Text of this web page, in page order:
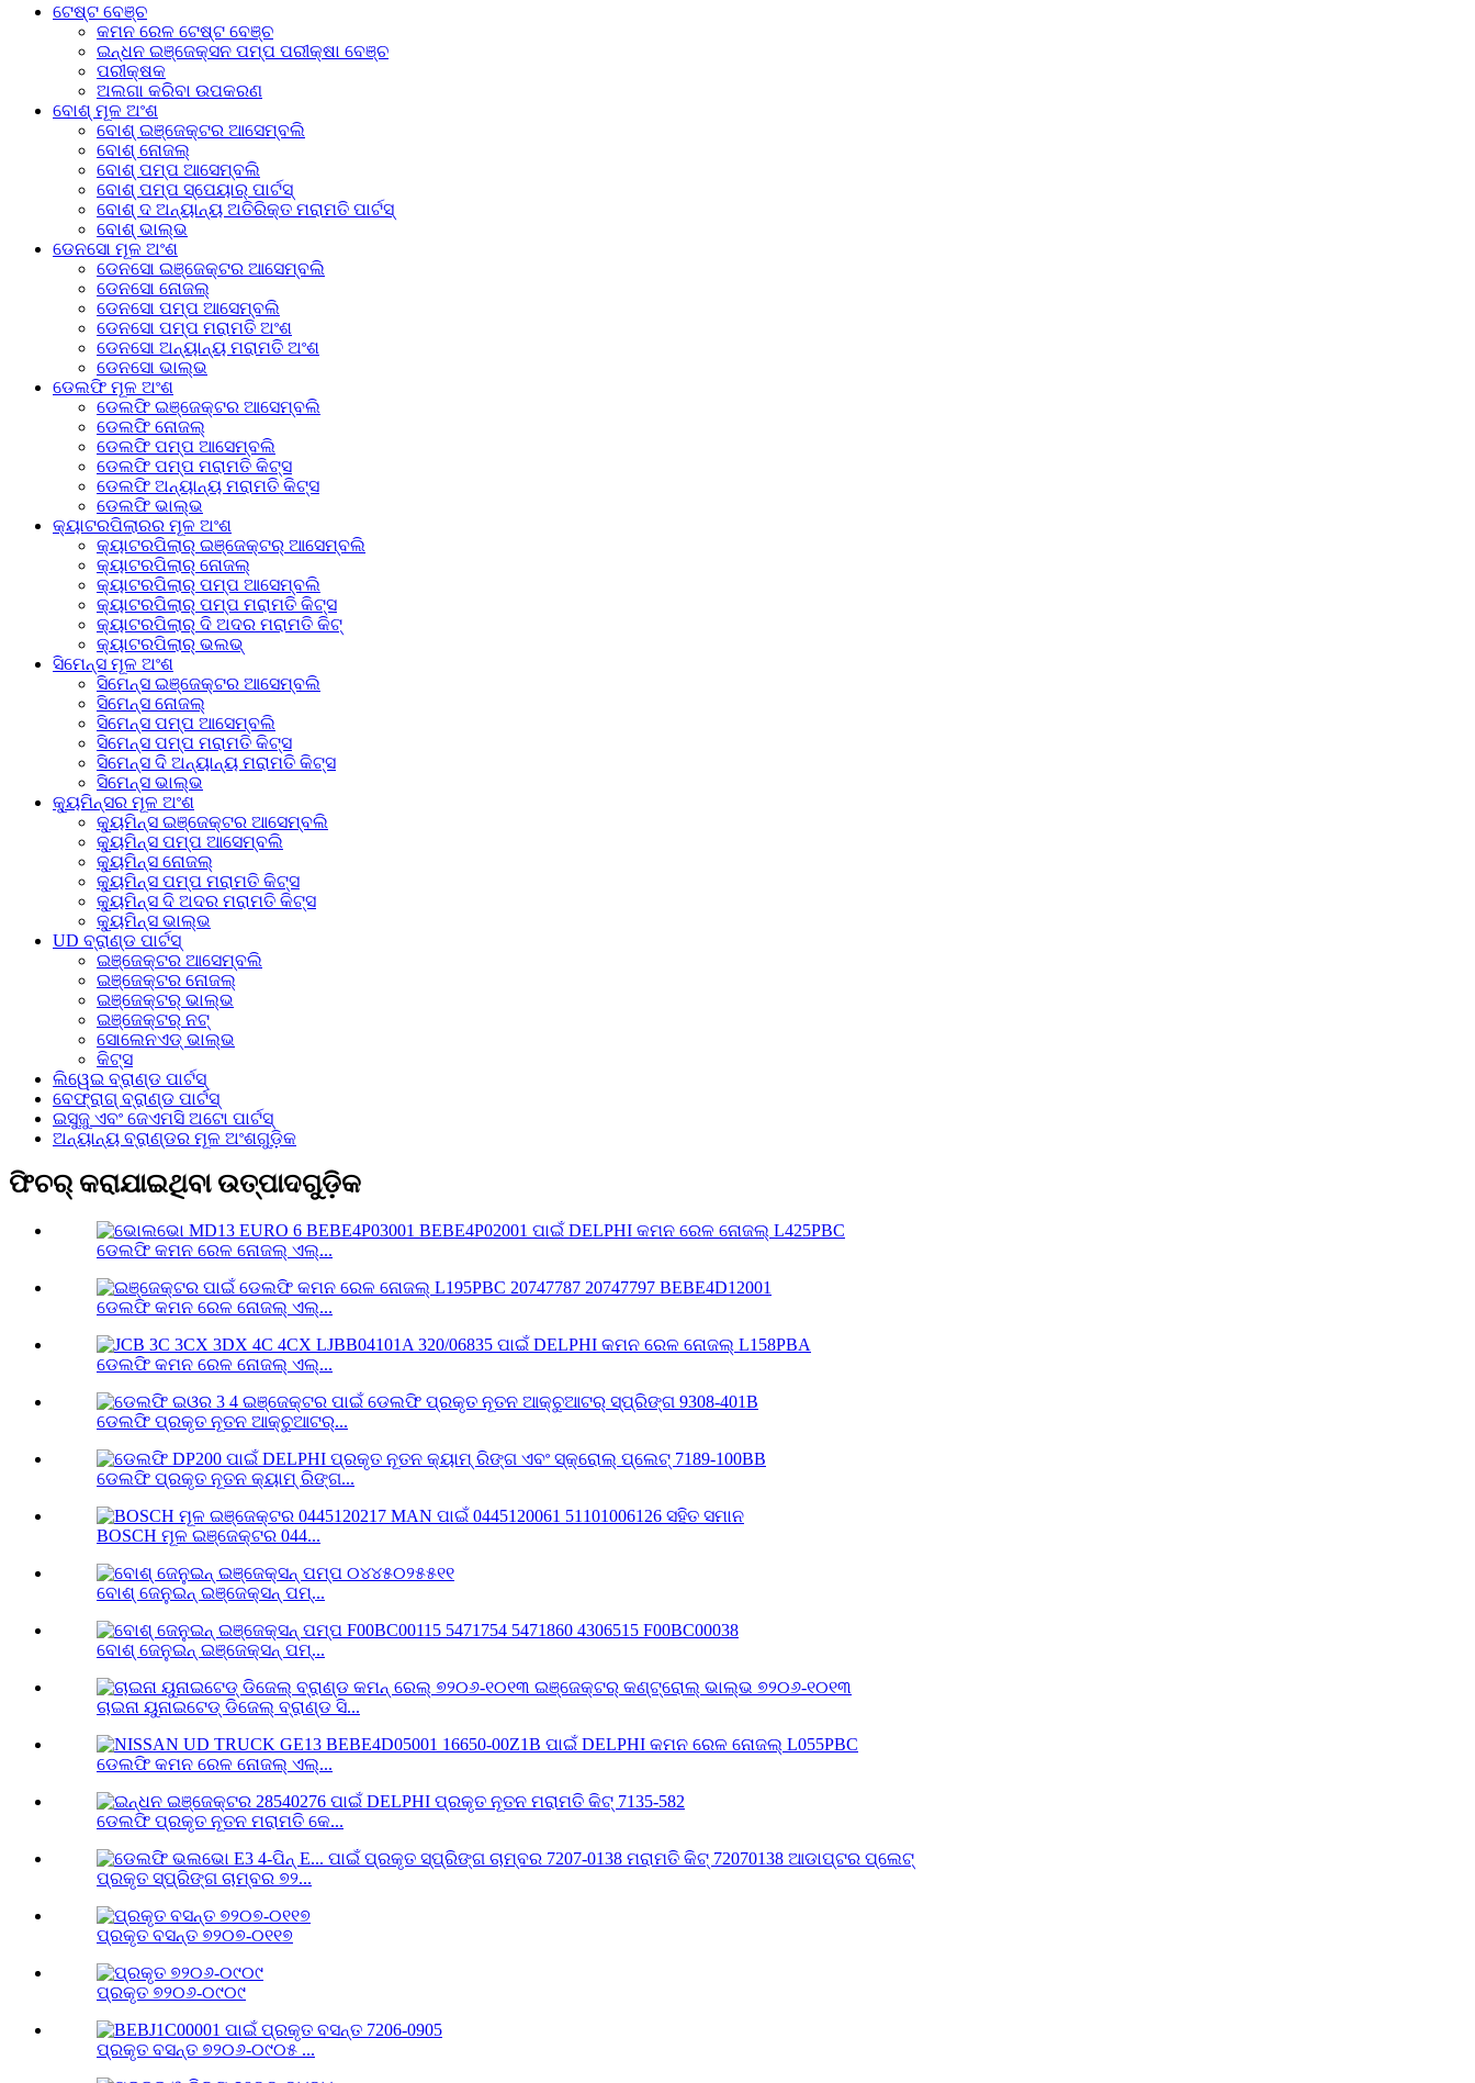
ଟେଷ୍ଟ ବେଞ୍ଚ
କମନ ରେଳ ଟେଷ୍ଟ ବେଞ୍ଚ
ଇନ୍ଧନ ଇଞ୍ଜେକ୍ସନ ପମ୍ପ ପରୀକ୍ଷା ବେଞ୍ଚ
ପରୀକ୍ଷକ
ଅଲଗା କରିବା ଉପକରଣ
ବୋଶ୍ ମୂଳ ଅଂଶ
ବୋଶ୍ ଇଞ୍ଜେକ୍ଟର ଆସେମ୍ବଲି
ବୋଶ୍ ନୋଜଲ୍
ବୋଶ୍ ପମ୍ପ ଆସେମ୍ବଲି
ବୋଶ୍ ପମ୍ପ ସ୍ପେୟାର୍ ପାର୍ଟସ୍
ବୋଶ୍ ଦ ଅନ୍ୟାନ୍ୟ ଅତିରିକ୍ତ ମରାମତି ପାର୍ଟସ୍
ବୋଶ୍ ଭାଲ୍ଭ
ଡେନସୋ ମୂଳ ଅଂଶ
ଡେନସୋ ଇଞ୍ଜେକ୍ଟର ଆସେମ୍ବଲି
ଡେନସୋ ନୋଜଲ୍
ଡେନସୋ ପମ୍ପ ଆସେମ୍ବଲି
ଡେନସୋ ପମ୍ପ ମରାମତି ଅଂଶ
ଡେନସୋ ଅନ୍ୟାନ୍ୟ ମରାମତି ଅଂଶ
ଡେନସୋ ଭାଲ୍ଭ
ଡେଲଫି ମୂଳ ଅଂଶ
ଡେଲଫି ଇଞ୍ଜେକ୍ଟର ଆସେମ୍ବଲି
ଡେଲଫି ନୋଜଲ୍
ଡେଲଫି ପମ୍ପ ଆସେମ୍ବଲି
ଡେଲଫି ପମ୍ପ ମରାମତି କିଟ୍ସ
ଡେଲଫି ଅନ୍ୟାନ୍ୟ ମରାମତି କିଟ୍ସ
ଡେଲଫି ଭାଲ୍ଭ
କ୍ୟାଟରପିଲାରର ମୂଳ ଅଂଶ
କ୍ୟାଟରପିଲାର୍ ଇଞ୍ଜେକ୍ଟର୍ ଆସେମ୍ବଲି
କ୍ୟାଟରପିଲାର୍ ନୋଜଲ୍
କ୍ୟାଟରପିଲାର୍ ପମ୍ପ ଆସେମ୍ବଲି
କ୍ୟାଟରପିଲାର୍ ପମ୍ପ ମରାମତି କିଟ୍ସ
କ୍ୟାଟରପିଲାର୍ ଦି ଅଦର ମରାମତି କିଟ୍
କ୍ୟାଟରପିଲାର୍ ଭଲଭ୍
ସିମେନ୍ସ ମୂଳ ଅଂଶ
ସିମେନ୍ସ ଇଞ୍ଜେକ୍ଟର ଆସେମ୍ବଲି
ସିମେନ୍ସ ନୋଜଲ୍
ସିମେନ୍ସ ପମ୍ପ ଆସେମ୍ବଲି
ସିମେନ୍ସ ପମ୍ପ ମରାମତି କିଟ୍ସ
ସିମେନ୍ସ ଦି ଅନ୍ୟାନ୍ୟ ମରାମତି କିଟ୍ସ
ସିମେନ୍ସ ଭାଲ୍ଭ
କ୍ୟୁମିନ୍ସର ମୂଳ ଅଂଶ
କ୍ୟୁମିନ୍ସ ଇଞ୍ଜେକ୍ଟର ଆସେମ୍ବଲି
କ୍ୟୁମିନ୍ସ ପମ୍ପ ଆସେମ୍ବଲି
କ୍ୟୁମିନ୍ସ ନୋଜଲ୍
କ୍ୟୁମିନ୍ସ ପମ୍ପ ମରାମତି କିଟ୍ସ
କ୍ୟୁମିନ୍ସ ଦି ଅଦର ମରାମତି କିଟ୍ସ
କ୍ୟୁମିନ୍ସ ଭାଲ୍ଭ
UD ବ୍ରାଣ୍ଡ ପାର୍ଟସ୍
ଇଞ୍ଜେକ୍ଟର ଆସେମ୍ବଲି
ଇଞ୍ଜେକ୍ଟର ନୋଜଲ୍
ଇଞ୍ଜେକ୍ଟର୍ ଭାଲ୍ଭ
ଇଞ୍ଜେକ୍ଟର୍ ନଟ୍
ସୋଲେନଏଡ୍ ଭାଲ୍ଭ
କିଟ୍ସ
ଲିୱେଇ ବ୍ରାଣ୍ଡ ପାର୍ଟସ୍
ବେଫ୍ରାଗ୍ ବ୍ରାଣ୍ଡ ପାର୍ଟସ୍
ଇସୁଜୁ ଏବଂ ଜେଏମସି ଅଟୋ ପାର୍ଟସ୍
ଅନ୍ୟାନ୍ୟ ବ୍ରାଣ୍ଡର ମୂଳ ଅଂଶଗୁଡ଼ିକ
ଫିଚର୍ କରାଯାଇଥିବା ଉତ୍ପାଦଗୁଡ଼ିକ
ଡେଲଫି କମନ ରେଳ ନୋଜଲ୍ ଏଲ୍...
ଡେଲଫି କମନ ରେଳ ନୋଜଲ୍ ଏଲ୍...
ଡେଲଫି କମନ ରେଳ ନୋଜଲ୍ ଏଲ୍...
ଡେଲଫି ପ୍ରକୃତ ନୂତନ ଆକ୍ଚୁଆଟର୍...
ଡେଲଫି ପ୍ରକୃତ ନୂତନ କ୍ୟାମ୍ ରିଙ୍ଗ...
BOSCH ମୂଳ ଇଞ୍ଜେକ୍ଟର 044...
ବୋଶ୍ ଜେନୁଇନ୍ ଇଞ୍ଜେକ୍ସନ୍ ପମ୍...
ବୋଶ୍ ଜେନୁଇନ୍ ଇଞ୍ଜେକ୍ସନ୍ ପମ୍...
ଚାଇନା ୟୁନାଇଟେଡ୍ ଡିଜେଲ୍ ବ୍ରାଣ୍ଡ ସି...
ଡେଲଫି କମନ ରେଳ ନୋଜଲ୍ ଏଲ୍...
ଡେଲଫି ପ୍ରକୃତ ନୂତନ ମରାମତି କେ...
ପ୍ରକୃତ ସ୍ପ୍ରିଙ୍ଗ ଚାମ୍ବର ୭୨...
ପ୍ରକୃତ ବସନ୍ତ ୭୨୦୭-୦୧୧୭
ପ୍ରକୃତ ୭୨୦୬-୦୯୦୯
ପ୍ରକୃତ ବସନ୍ତ ୭୨୦୬-୦୯୦୫ ...